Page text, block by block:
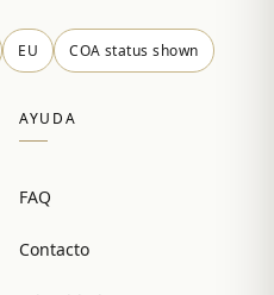
EU COA status shown
AYUDA
FAQ
Contacto